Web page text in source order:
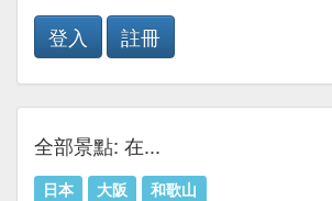
登入
註冊
全部景點: 在...
日本 大阪 和歌山